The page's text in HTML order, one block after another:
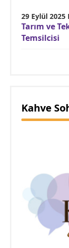
29 Eylül 2025
Tarım ve
Temsilcisi
Kahve